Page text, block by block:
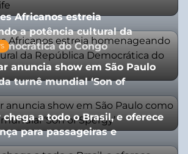
Africanos estreia
a potência cultural da
do Congo
anuncia show em São Paulo
turnê mundial ‘Son of
a todo o Brasil, e oferece
para passageiras e